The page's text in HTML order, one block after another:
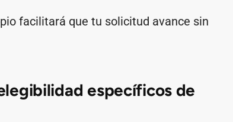
facilitará que tu solicitud avance sin
específicos de